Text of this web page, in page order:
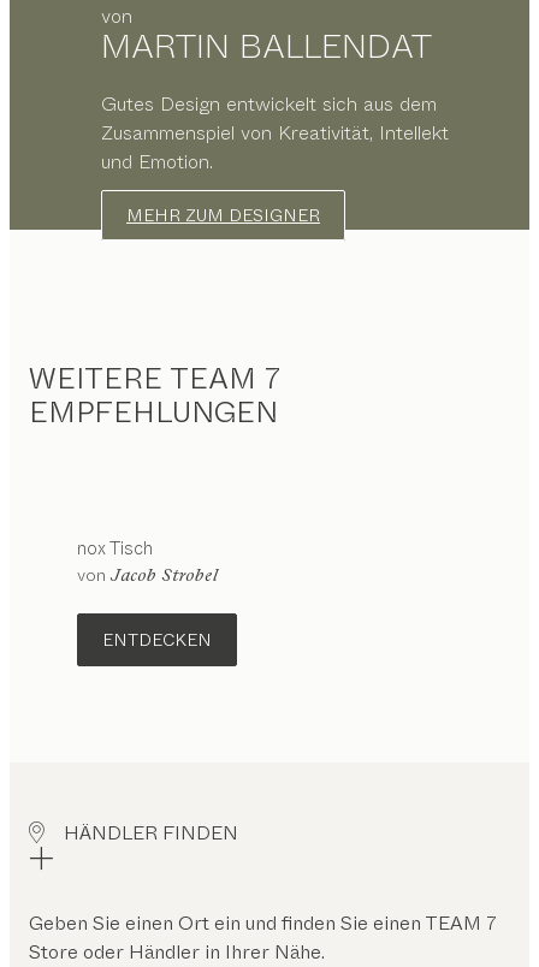
von
MARTIN BALLENDAT
Gutes Design entwickelt sich aus dem
Zusammenspiel von Kreativität, Intellekt
und Emotion.
MEHR ZUM DESIGNER
WEITERE TEAM 7
EMPFEHLUNGEN
noxTisch
von Jacob Strobel
ENTDECKEN
HÄNDLER FINDEN
Geben Sie einen Ort ein und finden Sie einen TEAM 7
Store oder Händler in Ihrer Nähe.